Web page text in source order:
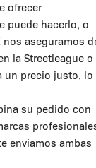
ofrecer
puede hacerlo, o
aseguramos
la Streetleague o
un precio justo, lo
su pedido con
enviamos ambas